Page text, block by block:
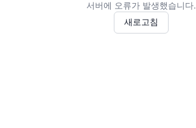
서버에 오류가 발생했습니다.
새로고침